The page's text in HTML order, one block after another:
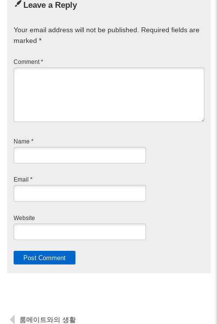
Leave a Reply
Your email address will not be published.
Required fields are
marked *
Comment*
Name *
Email *
Website
룸메이트와의 생활